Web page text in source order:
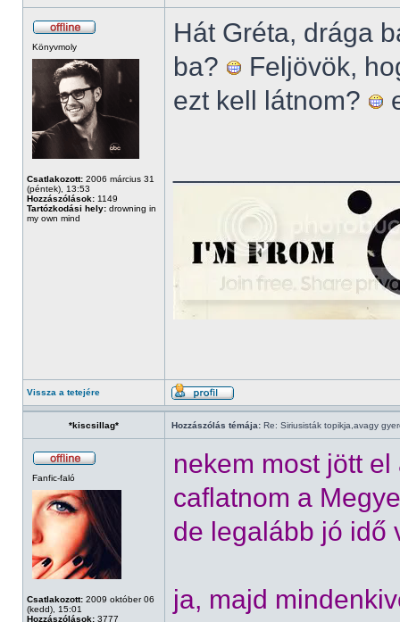
Könyvmoly
Csatlakozott: 2006 március 31
(péntek), 13:53
Hozzászólások: 1149
Tartózkodási hely: drowning in
my own mind
Hát Gréta, drága
ba?
Feljövök,
ezt kell látnom?
Vissza a tetejére
*kiscsillag* Hozzászólás témája: Re: Siriusisták topikja,avagy
Fanfic-faló
Csatlakozott: 2009 október 06
(kedd), 15:01
Hozzászólások: 3777
nekem most jött
caflatnom a
de legalább jó idő
ja, majd